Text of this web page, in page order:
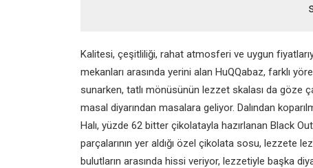
Kalitesi, çeşitliliği, rahat atmosferi ve uygun
mekanları arasında yerini alan HuQQabaz, farklı
sunarken, tatlı mönüsünün lezzet skalası da göze
masal diyarından masalara geliyor. Dalından
Halı, yüzde 62 bitter çikolatayla hazırlanan Black
parçalarının yer aldığı özel çikolata sosu, lezzete
bulutların arasında hissi veriyor, lezzetiyle başka